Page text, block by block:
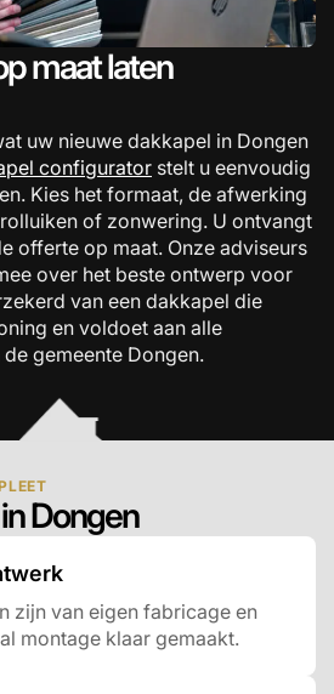
maat laten
uw nieuwe dakkapel in Dongen
configurator stelt u eenvoudig
Kies het formaat, de afwerking
of zonwering. U ontvangt
offerte op maat. Onze adviseurs
over het beste ontwerp voor
van een dakkapel die
en voldoet aan alle
gemeente Dongen.
Dongen
zijn van eigen fabricage en
montage klaar gemaakt.